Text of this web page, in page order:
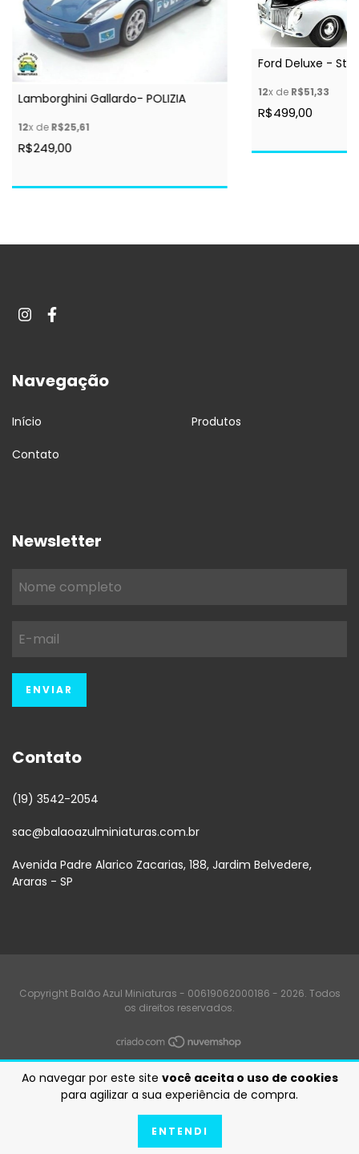
Ao navegar por este site você aceita o uso de cookies
para agilizar a sua experiência de compra.
ENTENDI
Lamborghini Gallardo- POLIZIA
12x deR$25,61
R$249,00
Ford Deluxe -
12x de R$51,33
R$499,00
Navegação
Início Produtos
Contato
Newsletter
Contato
(19) 3542-2054
sac@balaoazulminiaturas.com.br
Avenida Padre Alarico Zacarias, 188, Jardim Belvedere,
Araras - SP
Copyright Balão Azul Miniaturas - 00619062000186 - 2026. Todos
os direitos reservados.